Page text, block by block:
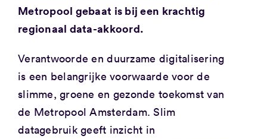
Metropool gebaat is bij een krachtig
regionaal data-akkoord.
Verantwoorde en duurzame digitalisering
is een belangrijke voorwaarde voor de
slimme, groene en gezonde toekomst van
de Metropool Amsterdam. Slim
datagebruik geeft inzicht in